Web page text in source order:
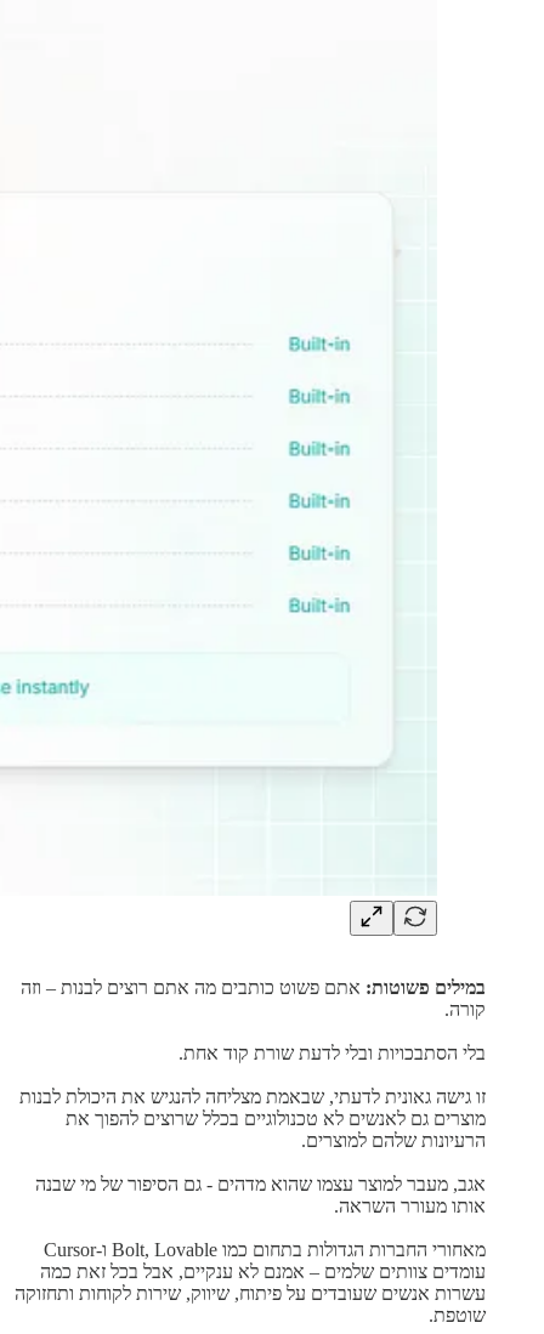
במילים פשוטות: אתם פשוט כותבים מה אתם רוצים לבנות – וזה
קורה.
בלי הסתבכויות ובלי לדעת שורת קוד אחת.
זו גישה גאונית לדעתי, שבאמת מצליחה להנגיש את היכולת לבנות
מוצרים גם לאנשים לא טכנולוגיים בכלל שרוצים להפוך את
הרעיונות שלהם למוצרים.
אגב, מעבר למוצר עצמו שהוא מדהים - גם הסיפור של מי שבנה
אותו מעורר השראה.
מאחורי החברות הגדולות בתחום כמו Bolt, Lovable ו-Cursor
עומדים צוותים שלמים – אמנם לא ענקיים, אבל בכל זאת כמה
עשרות אנשים שעובדים על פיתוח, שיווק, שירות לקוחות ותחזוקה
שוטפת.